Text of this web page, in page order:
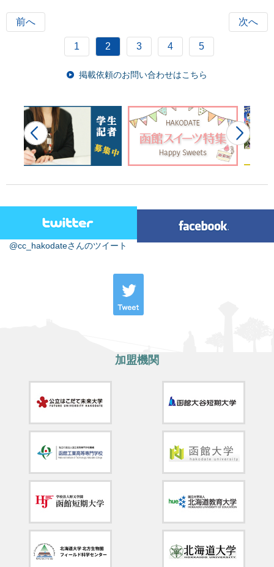
前へ
1 2 3 4 5
次へ
掲載依頼のお問い合わせはこちら
@cc_hakodateさんのツイート
加盟機関